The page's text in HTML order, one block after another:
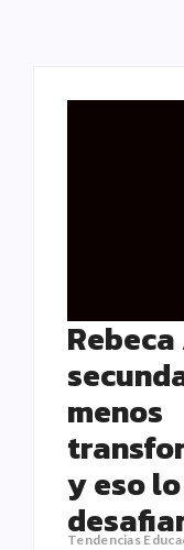
menos
y eso
Tendencias